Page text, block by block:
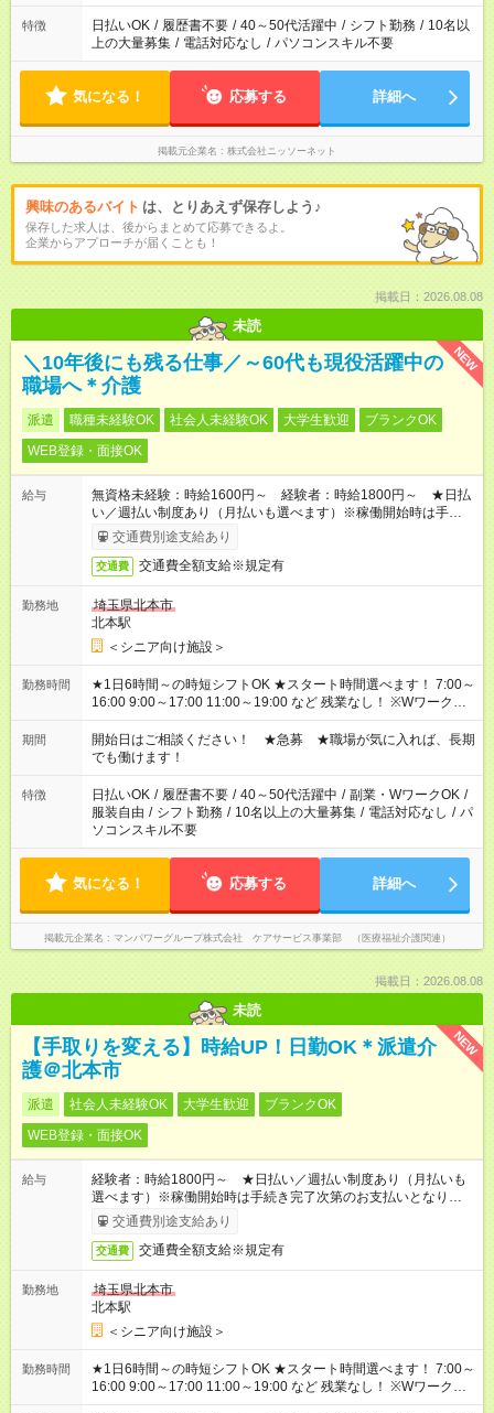
特徴 日払いOK / 履歴書不要 / 40～50代活躍中 / シフト勤務 / 10名以
上の大量募集 / 電話対応なし / パソコンスキル不要
気になる！ 応募する 詳細へ
掲載元企業名 株式会社ニッソーネット
興味のあるバイト は、とりあえず保存しよう♪
保存した求人は、後からまとめて応募できるよ。
企業からアプローチが届くことも！
掲載日：2026.08.08
未読
NEW
＼10年後にも残る仕事／～60代も現役活躍中の
職場へ＊介護
派遣 職種未経験OK 社会人未経験OK 大学生歓迎
ブランクOK
WEB登録・面接OK
給与
無資格未経験：時給1600円～ 経験者：時給1800円～ ★日払
い／週払い制度あり（月払いも選べます）※稼働開始時は手続き
完了次第のお支払いとなります。
交通費別途支給あり
交通費 交通費全額支給※規定有
勤務地
埼玉県北本市
北本駅
＜シニア向け施設＞
勤務時間
★1日6時間～の時短シフトOK ★スタート時間選べます！ 7:00～
16:00 9:00～17:00 11:00～19:00 など 残業なし！ ※Wワークの
場合、他のお仕事と合わせ週40時間超の就業はご案内できませ
ん ※法令に基づき、週20時間以上勤務は社会保険への加入対象
となります ※労働者派遣法（日雇い派遣の原則禁止）により、
短時間・短期間の就業はご案内が難しい場合があります
期間
開始日はご相談ください！ ★急募 ★職場が気に入れば、長期
でも働けます！
特徴 日払いOK / 履歴書不要 / 40～50代活躍中 / 副業・WワークOK /
服装自由 / シフト勤務 / 10名以上の大量募集 / 電話対応なし / パ
ソコンスキル不要
気になる！ 応募する 詳細へ
掲載元企業名 マンパワーグループ株式会社 ケアサービス事業部 （医療福祉介護関連）
掲載日：2026.08.08
未読
NEW
【手取りを変える】時給UP！日勤OK＊派遣介
護＠北本市
派遣 社会人未経験OK 大学生歓迎
ブランクOK
WEB登録・面接OK
給与
経験者：時給1800円～ ★日払い／週払い制度あり（月払いも
選べます）※稼働開始時は手続き完了次第のお支払いとなりま
す。交通費別途支給あり
交通費 交通費全額支給※規定有
勤務地
埼玉県北本市
北本駅
＜シニア向け施設＞
勤務時間
★1日6時間～の時短シフトOK ★スタート時間選べます！ 7:00～
16:00 9:00～17:00 11:00～19:00 など 残業なし！ ※Wワークの
場合、他のお仕事と合わせ週40時間超の就業はご案内できませ